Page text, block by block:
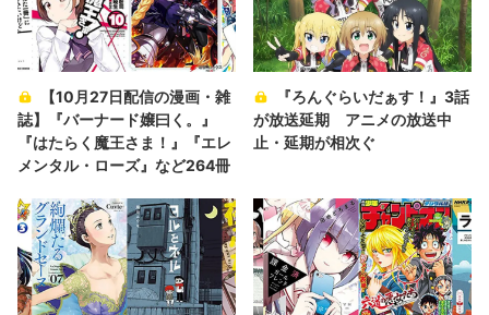
【10月27日配信の漫画・雑
誌】『バーナード嬢曰く。』
『はたらく魔王さま！』『エレ
メンタル・ローズ』など264冊
『ろんぐらいだぁす！』3話
が放送延期 アニメの放送中
止・延期が相次ぐ